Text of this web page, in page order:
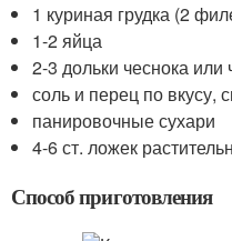
1 куриная грудка (2
1-2 яйца
2-3 дольки чеснока
соль и перец по вкусу,
панировочные сухари
4-6 ст. ложек
Способ приготовления